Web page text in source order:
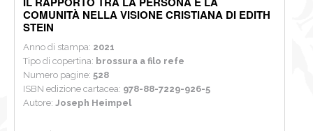
COMUNITÀ NELLA VISIONE CRISTIANA DI EDITH
STEIN
Anno di stampa: 2021
Tipo di copertina: brossura a filo refe
Numero pagine:528
ISBN edizione cartacea: 978-88-7229-926-5
Autore: Joseph Heimpel